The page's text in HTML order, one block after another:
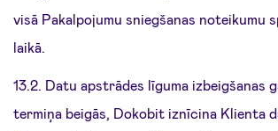
visā Pakalpojumu sniegšanas noteikumu
laikā.
13.2. Datu apstrādes līguma izbeigšanas
termiņa beigās, Dokobit iznīcina Klienta